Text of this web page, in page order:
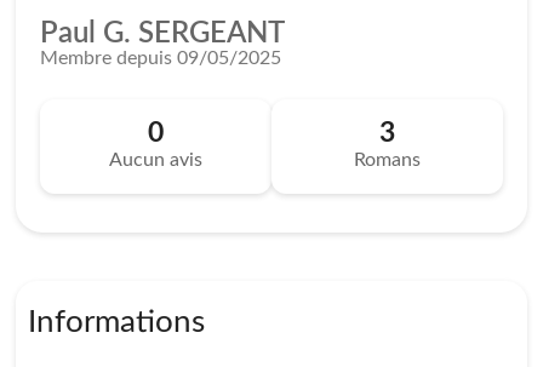
Paul G. SERGEANT
Membre depuis 09/05/2025
0
Aucun avis
3
Romans
Informations